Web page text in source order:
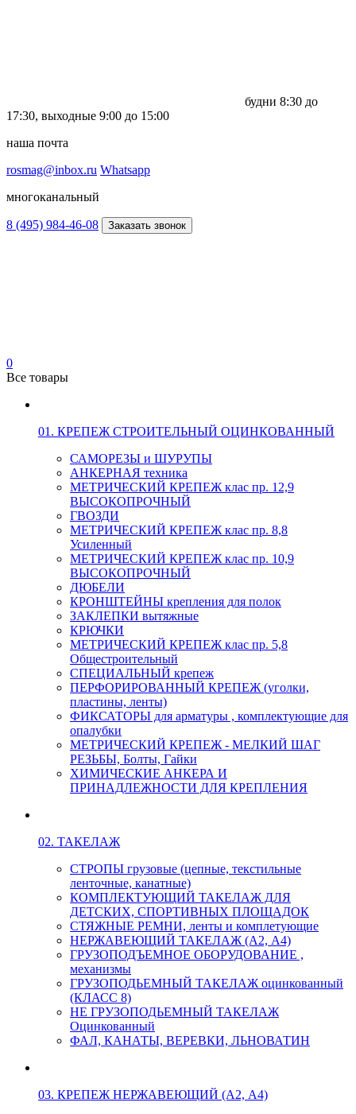
будни 8:30 до
17:30, выходные 9:00 до 15:00
наша почта
rosmag@inbox.ru Whatsapp
многоканальный
8 (495) 984-46-08 Заказать звонок
0
Все товары
01. КРЕПЕЖ СТРОИТЕЛЬНЫЙ ОЦИНКОВАННЫЙ
САМОРЕЗЫ и ШУРУПЫ
АНКЕРНАЯ техника
МЕТРИЧЕСКИЙ КРЕПЕЖ клас пр. 12,9
ВЫСОКОПРОЧНЫЙ
ГВОЗДИ
МЕТРИЧЕСКИЙ КРЕПЕЖ клас пр. 8,8
Усиленный
МЕТРИЧЕСКИЙ КРЕПЕЖ клас пр. 10,9
ВЫСОКОПРОЧНЫЙ
ДЮБЕЛИ
КРОНШТЕЙНЫ крепления для полок
ЗАКЛЕПКИ вытяжные
КРЮЧКИ
МЕТРИЧЕСКИЙ КРЕПЕЖ клас пр. 5,8
Общестроительный
СПЕЦИАЛЬНЫЙ крепеж
ПЕРФОРИРОВАННЫЙ КРЕПЕЖ (уголки,
пластины, ленты)
ФИКСАТОРЫ для арматуры , комплектующие для
опалубки
МЕТРИЧЕСКИЙ КРЕПЕЖ - МЕЛКИЙ ШАГ
РЕЗЬБЫ, Болты, Гайки
ХИМИЧЕСКИЕ АНКЕРА И
ПРИНАДЛЕЖНОСТИ ДЛЯ КРЕПЛЕНИЯ
02. ТАКЕЛАЖ
СТРОПЫ грузовые (цепные, текстильные
ленточные, канатные)
КОМПЛЕКТУЮЩИЙ ТАКЕЛАЖ ДЛЯ
ДЕТСКИХ, СПОРТИВНЫХ ПЛОЩАДОК
СТЯЖНЫЕ РЕМНИ, ленты и комплетующие
НЕРЖАВЕЮЩИЙ ТАКЕЛАЖ (А2, А4)
ГРУЗОПОДЪЕМНОЕ ОБОРУДОВАНИЕ ,
механизмы
ГРУЗОПОДЬЕМНЫЙ ТАКЕЛАЖ оцинкованный
(КЛАСС 8)
НЕ ГРУЗОПОДЬЕМНЫЙ ТАКЕЛАЖ
Оцинкованный
ФАЛ, КАНАТЫ, ВЕРЕВКИ, ЛЬНОВАТИН
03. КРЕПЕЖ НЕРЖАВЕЮЩИЙ (А2, А4)